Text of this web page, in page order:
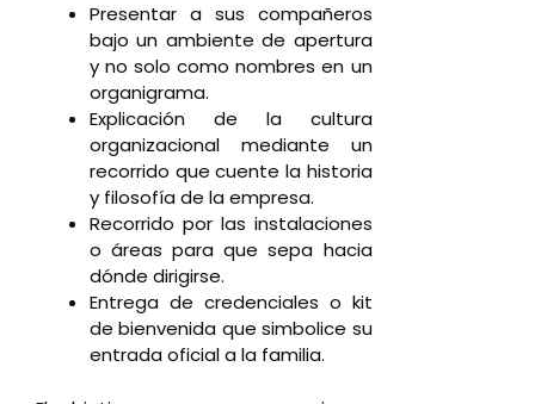
Presentar a sus compañeros
bajo un ambiente de apertura
y no solo como nombres en un
organigrama.
Explicación de la cultura
organizacional mediante un
recorrido que cuente la historia
y filosofía de la empresa.
Recorrido por las instalaciones
o áreas para que sepa hacia
dónde dirigirse.
Entrega de credenciales o kit
de bienvenida que simbolice su
entrada oficial a la familia.